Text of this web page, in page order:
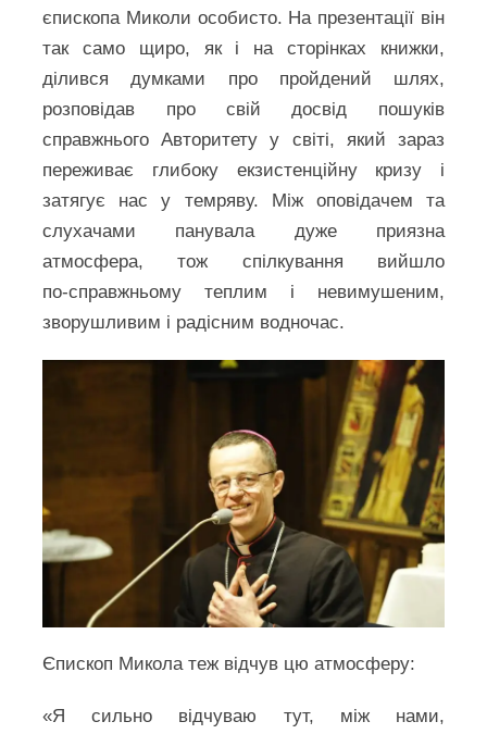
єпископа Миколи особисто. На презентації він
так само щиро, як і на сторінках книжки,
ділився думками про пройдений шлях,
розповідав про свій досвід пошуків
справжнього Авторитету у світі, який зараз
переживає глибоку екзистенційну кризу і
затягує нас у темряву. Між оповідачем та
слухачами панувала дуже приязна
атмосфера, тож спілкування вийшло
по‑справжньому теплим і невимушеним,
зворушливим і радісним водночас.
Єпископ Микола теж відчув цю атмосферу:
«Я сильно відчуваю тут, між нами,